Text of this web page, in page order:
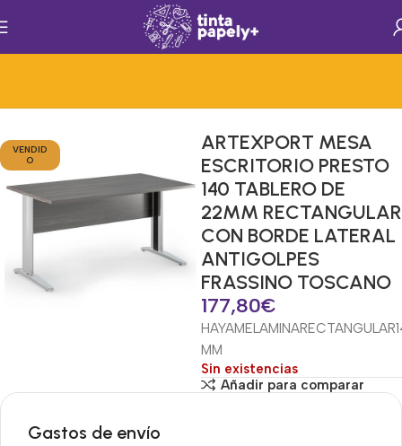
VENDID
O
ARTEXPORT MESA
ESCRITORIO PRESTO
140 TABLERO DE
22MM RECTANGULAR
CON BORDE LATERAL
ANTIGOLPES
FRASSINO TOSCANO
177,80€
HAYAMELAMINARECTANGULAR
MM
Sin existencias
Añadir para comparar
Gastos de envío